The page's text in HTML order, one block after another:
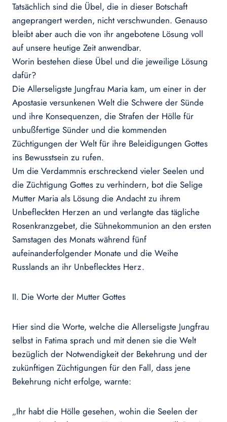
Tatsächlich sind die Übel, die in dieser Botschaft
angeprangert werden, nicht verschwunden. Genauso
bleibt aber auch die von ihr angebotene Lösung voll
auf unsere heutige Zeit anwendbar.
Worin bestehen diese Übel und die jeweilige Lösung
dafür?
Die Allerseligste Jungfrau Maria kam, um einer in der
Apostasie versunkenen Welt die Schwere der Sünde
und ihre Konsequenzen, die Strafen der Hölle für
unbußfertige Sünder und die kommenden
Züchtigungen der Welt für ihre Beleidigungen Gottes
ins Bewusstsein zu rufen.
Um die Verdammnis erschreckend vieler Seelen und
die Züchtigung Gottes zu verhindern, bot die Selige
Mutter Maria als Lösung die Andacht zu ihrem
Unbefleckten Herzen an und verlangte das tägliche
Rosenkranzgebet, die Sühnekommunion an den ersten
Samstagen des Monats während fünf
aufeinanderfolgender Monate und die Weihe
Russlands an ihr Unbeflecktes Herz.
II. Die Worte der Mutter Gottes
Hier sind die Worte, welche die Allerseligste Jungfrau
selbst in Fatima sprach und mit denen sie die Welt
bezüglich der Notwendigkeit der Bekehrung und der
zukünftigen Züchtigungen für den Fall, dass jene
Bekehrung nicht erfolge, warnte:
„Ihr habt die Hölle gesehen, wohin die Seelen der